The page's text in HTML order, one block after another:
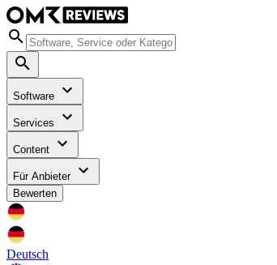
Software
Services
Content
Für Anbieter
Bewerten
Deutsch